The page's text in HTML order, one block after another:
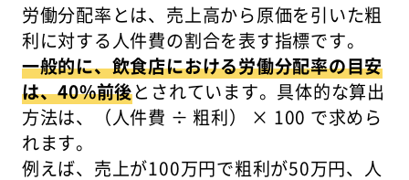
労働分配率とは、売上高から原価を引いた粗
利に対する人件費の割合を表す指標です。
一般的に、飲食店における労働分配率の目安
は、40%前後とされています。具体的な算出
方法は、（人件費 ÷ 粗利） × 100 で求めら
れます。
例えば、売上が100万円で粗利が50万円、人